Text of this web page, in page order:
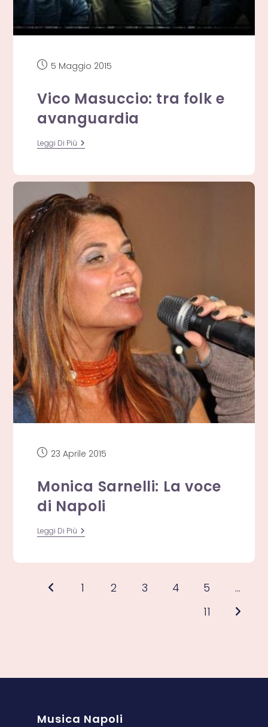
Articolo
5 Maggio 2015
Vico Masuccio: tra folk e
avanguardia
Leggi Di Più Vico
Masuccio:
E
Avanguardia
Articolo23 Aprile 2015
Monica Sarnelli: La voce
di Napoli
Leggi Di Più Monica
Sarnelli:
Voce
Vai alla pagina precedente
1 2 3 4 5
…
11
Vai
Musica Napoli